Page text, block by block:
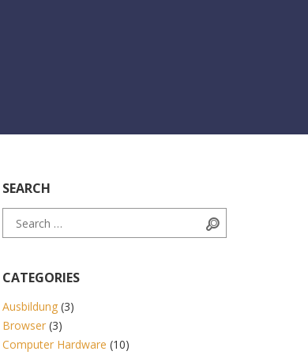
SEARCH
Search for:
CATEGORIES
Ausbildung(3)
Browser(3)
Computer Hardware (10)